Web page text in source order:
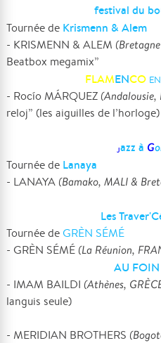
festival du
Tournée de Krismenn & Alem
- KRISMENN & ALEM
Beatbox megamix”
FLAMENCO
- Rocío MÁRQUEZ (Andalousie,
reloj” (les aiguilles de l’horloge)
Jazz à G
Tournée de Lanaya
- LANAYA (Bamako, MALI &
Les
Tournée deGRÈN SÉMÉ
- GRÈN SÉMÉ (La Réunion,
AU FOIN
- IMAM BAILDI (Athènes,
languis seule)
- MERIDIAN BROTHERS